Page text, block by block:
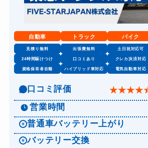
自動車 トラック バイク
見積り無料 出張費無料 土日祝対応可
24時間駆けつけ 口コミあり クレカ決済対応
資格保有者在籍 ハイブリッド車対応 電気自動車対応
口コミ評価 ★★★★★
営業時間
普通車バッテリー上がり
バッテリー交換